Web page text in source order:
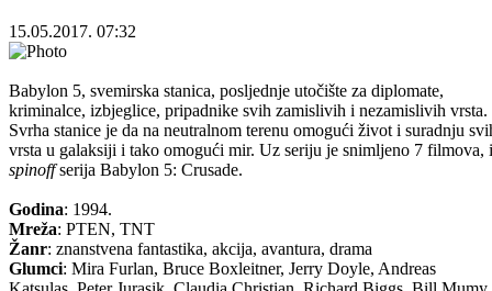
15.05.2017. 07:32
Babylon 5, svemirska stanica, posljednje utočište za diplomate,
kriminalce, izbjeglice, pripadnike svih zamislivih i nezamislivih vrsta.
Svrha stanice je da na neutralnom terenu omogući život i suradnju
vrsta u galaksiji i tako omogući mir. Uz seriju je snimljeno 7 filmova, i
spinoffserija Babylon 5: Crusade.
Godina: 1994.
Mreža: PTEN, TNT
Žanr: znanstvena fantastika, akcija, avantura, drama
Glumci: Mira Furlan, Bruce Boxleitner, Jerry Doyle, Andreas